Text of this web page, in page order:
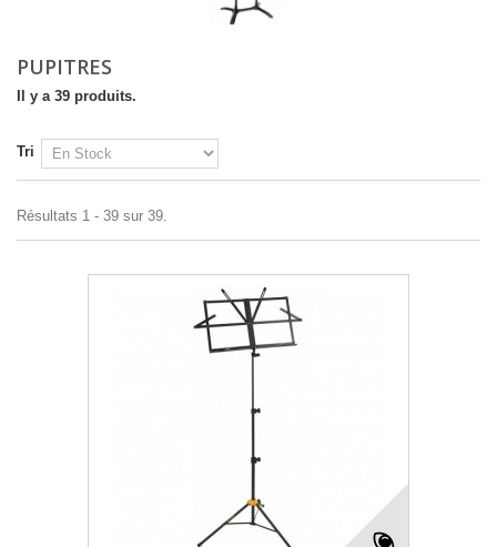
PUPITRES
Il y a 39 produits.
Tri
Résultats 1 - 39 sur 39.